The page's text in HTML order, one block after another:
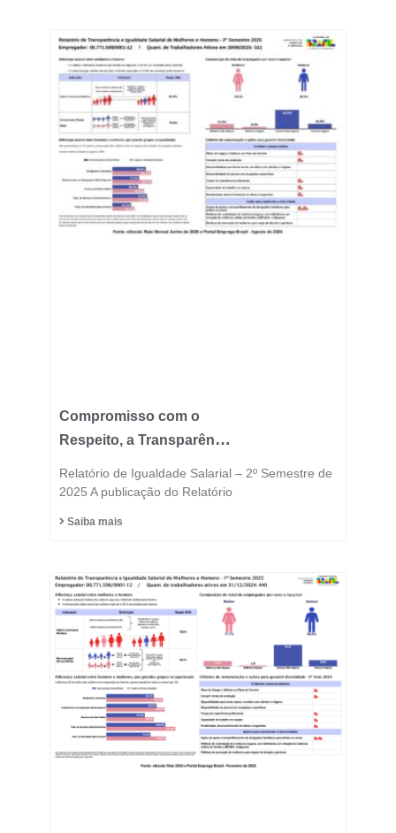
Compromisso com o
Respeito, a Transparência
DNA do Grupo Fast
Relatório de Igualdade Salarial – 2º Semestre de
2025 A publicação do Relatório
Saiba mais